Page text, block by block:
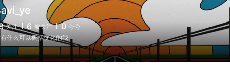
关注 6 被关注 0 夸夸
什么可以概括变化的我